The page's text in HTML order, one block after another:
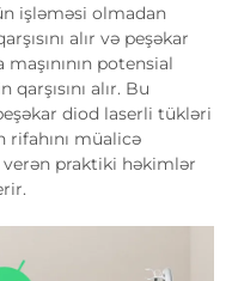
işləməsi olmadan
alır və peşəkar
potensial
alır. Bu
diod laserli tükləri
rifahını müalicə
praktiki həkimlər